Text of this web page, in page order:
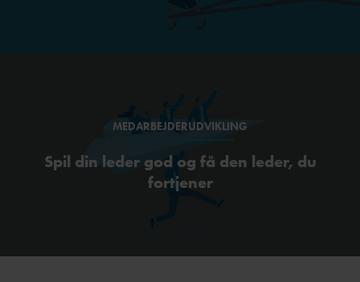
MEDARBEJDERUDVIKLING
Spil din leder god og få den leder, du
fortjener